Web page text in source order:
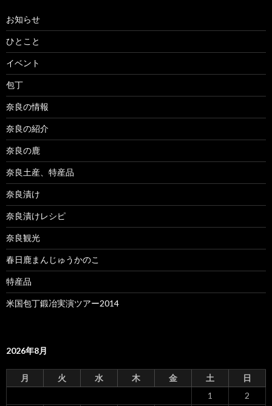
お知らせ
ひとこと
イベント
包丁
奈良の情報
奈良の紹介
奈良の鹿
奈良土産、特産品
奈良漬け
奈良漬けレシピ
奈良観光
春日鹿まんじゅうかのこ
特産品
米国包丁鍛冶実演ツアー2014
2026年8月
月 火 水 木 金 土
日
1
2